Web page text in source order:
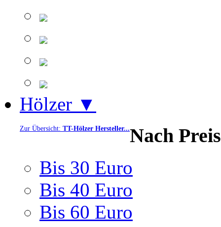
Hölzer ▼
Zur Übersicht: TT-Hölzer Hersteller...Nach Preis
Bis 30 Euro
Bis 40 Euro
Bis 60 Euro